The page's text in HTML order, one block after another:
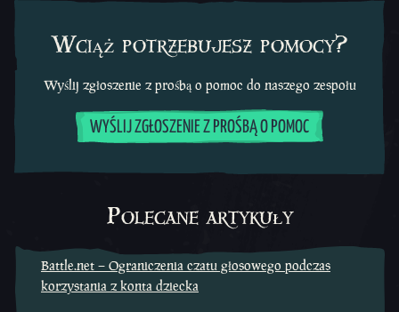
Wciąż potrzebujesz pomocy?
Wyślij zgłoszenie z prośbą o pomoc do naszego zespołu
WYŚLIJ ZGŁOSZENIE Z PROŚBĄ O POMOC
Polecane artykuły
Battle.net – Ograniczenia czatu głosowego podczas
korzystania z konta dziecka